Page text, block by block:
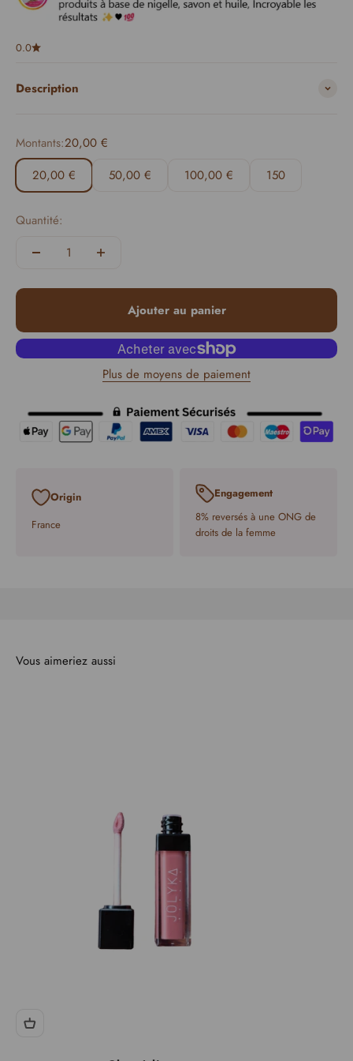
0.0
Description
Montants:20,00 €
20,00 €
50,00 € 100,00 € 150
Quantité:
Ajouter au panier
Plus de moyens de paiement
Origin
France
Engagement
8% reversés à une ONG de
droits de la femme
Vous aimeriez aussi